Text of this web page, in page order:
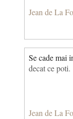
Jean de La
Se cade mai
decat ce poti.
Jean de La